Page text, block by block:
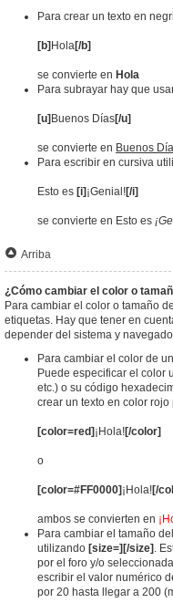
Para crear un texto en
[b]Hola[/b]
se convierte en Hola
Para subrayar hay que
[u]Buenos Días[/u]
se convierte en Buenos
Para escribir en cursiva
Esto es [i]¡Genial![/i]
se convierte en Esto es
Arriba
¿Cómo cambiar el color o
Para cambiar el color o tamaño
etiquetas. Hay que tener en
depender del sistema y
Para cambiar el color de
Puede especificar el color
etc.) o su código
crear un texto en color rojo
[color=red] ¡Hola![/color]
o
[color=#FF0000] ¡Hola![/
ambos se convierten en
Para cambiar el tamaño
utilizando [size=][/size] .
por el foro y/o
escribir el valor numérico
por 20 hasta llegar a 200